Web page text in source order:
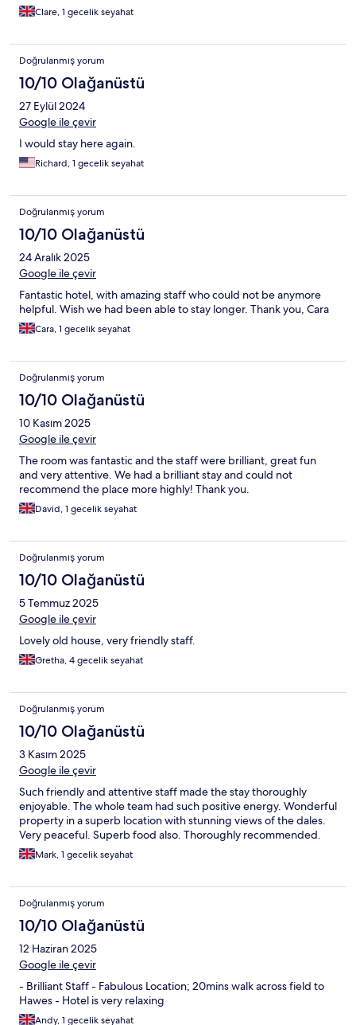
Clare, 1 gecelik seyahat
Doğrulanmış yorum
10/10 Olağanüstü
27 Eylül 2024
Google ile çevir
I would stay here again.
Richard, 1 gecelik seyahat
Doğrulanmış yorum
10/10 Olağanüstü
24 Aralık 2025
Google ile çevir
Fantastic hotel, with amazing staff who could not be anymore
helpful. Wish we had been able to stay longer. Thank you, Cara
Cara, 1 gecelik seyahat
Doğrulanmış yorum
10/10 Olağanüstü
10 Kasım 2025
Google ile çevir
The room was fantastic and the staff were brilliant, great fun
and very attentive. We had a brilliant stay and could not
recommend the place more highly! Thank you.
David, 1 gecelik seyahat
Doğrulanmış yorum
10/10 Olağanüstü
5 Temmuz 2025
Google ile çevir
Lovely old house, very friendly staff.
Gretha, 4 gecelik seyahat
Doğrulanmış yorum
10/10 Olağanüstü
3 Kasım 2025
Google ile çevir
Such friendly and attentive staff made the stay thoroughly
enjoyable. The whole team had such positive energy. Wonderful
property in a superb location with stunning views of the dales.
Very peaceful. Superb food also. Thoroughly recommended.
Mark, 1 gecelik seyahat
Doğrulanmış yorum
10/10 Olağanüstü
12 Haziran 2025
Google ile çevir
- Brilliant Staff - Fabulous Location; 20mins walk across field to
Hawes - Hotel is very relaxing
Andy, 1 gecelik seyahat